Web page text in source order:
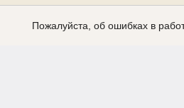
Пожалуйста, об ошибках в